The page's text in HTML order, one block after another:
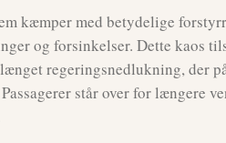
kæmper med betydelige
og forsinkelser. Dette kaos
regeringsnedlukning, der
står over for længere